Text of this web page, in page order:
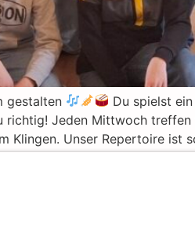
gestalten
Du spielst
richtig! Jeden Mittwoch
Klingen. Unser Repertoire